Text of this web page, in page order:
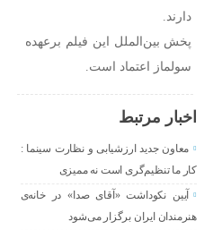
دارند.
پخش بین‌الملل این فیلم برعهده
سولماز اعتماد است.
اخبار مرتبط
معاون جدید ارزشیابی و نظارت سینما :
کار ما تنظیم‌گری است نه ممیزی
آیین نکوداشت «آقای صدا» در خانه‌ی
هنرمندان ایران برگزار می‌شود